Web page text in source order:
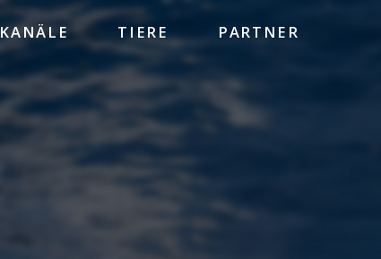
KANÄLE TIERE PARTNER
HEINZ SIELMANN STIFTUNG
WWF